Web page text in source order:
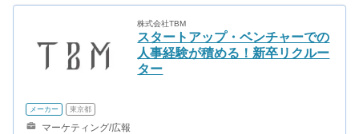
株式会社TBM
スタートアップ・ベンチャーでの
人事経験が積める！新卒リクルー
ター
メーカー 東京都
マーケティング/広報